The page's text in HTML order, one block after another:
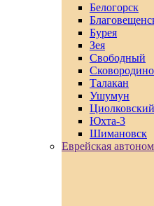
Белогорск
Бурея
Зея
Свободный
Сковородино
Талакан
Ушумун
Циолковский
Юхта-3
Шимановск
Еврейская